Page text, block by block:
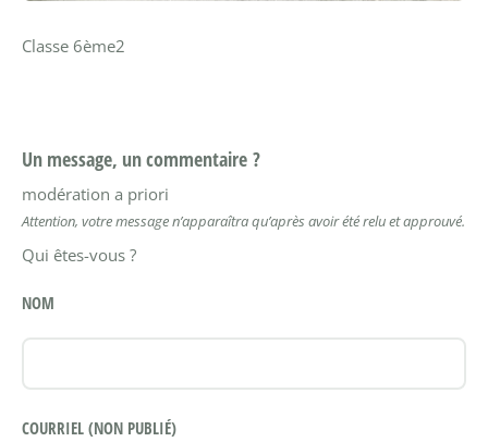
Classe 6ème2
Un message, un commentaire ?
modération a priori
Attention, votre message n’apparaîtra qu’après avoir été relu et approuvé.
Qui êtes-vous ?
NOM
COURRIEL (NON PUBLIÉ)